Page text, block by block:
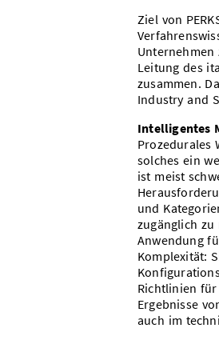
Ziel von
Unternehmen
Leitung des
zusammen.
Industry and
Intelligentes
Prozedurales
solches ein
ist meist
und
zugänglich zu
Anwendung
Komplexität:
Richtlinien
Ergebnisse
auch im